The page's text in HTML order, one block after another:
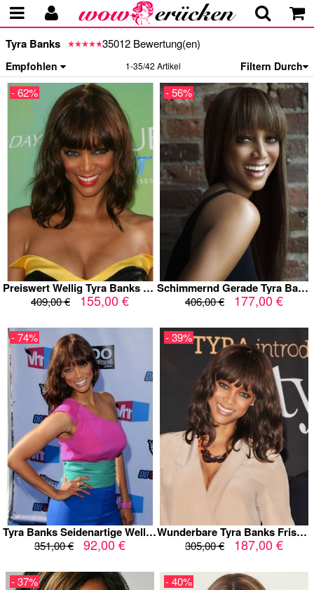
Tyra Banks 35012 Bewertung(en)
Empfohlen Filtern Durch
1-35/42 Artikel
Preiswert Wellig Tyra Banks Kappenlos Echthaar Perücke
409,00 € 155,00 €
- 62%
Schimmernd Gerade Tyra Banks Kappenlos Echthaar Perücke
406,00 € 177,00 €
- 56%
Tyra Banks Seidenartige Wellig Kunsthaar Kappenlos Perücke
351,00 € 92,00 €
- 74%
Wunderbare Tyra Banks Frisur Echthaar Perücke
305,00 € 187,00 €
- 39%
- 37% - 40%